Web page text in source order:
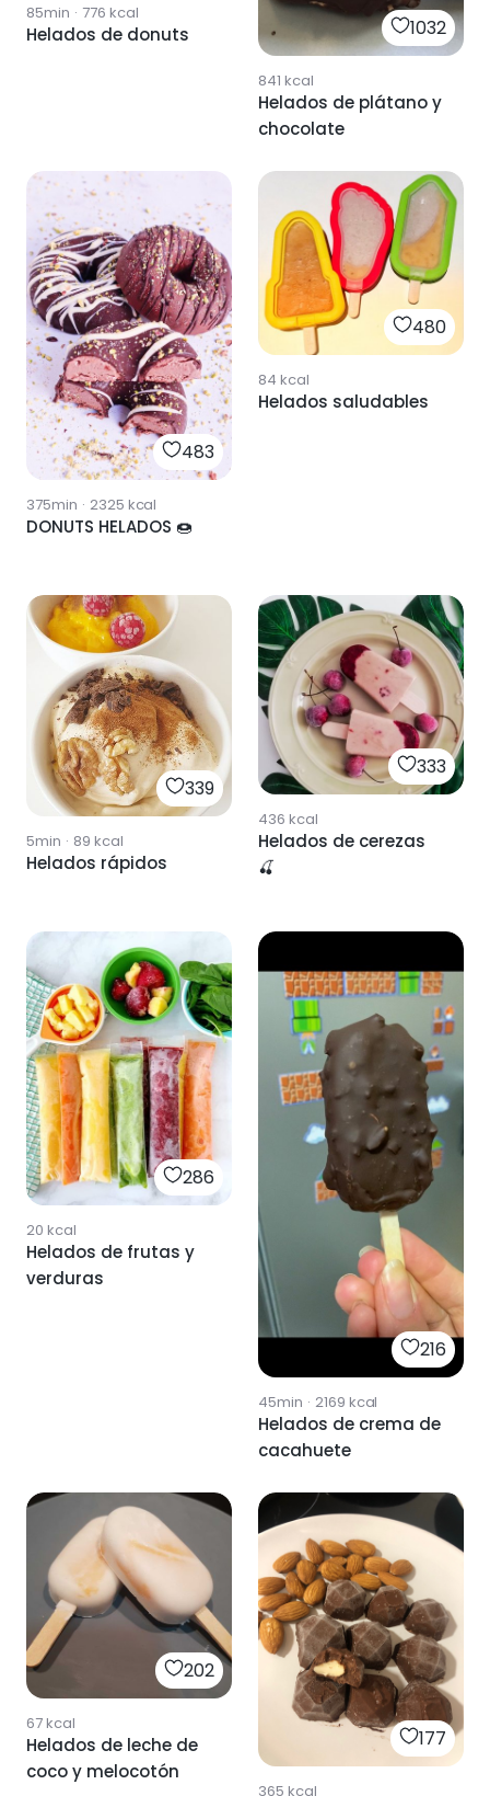
85min · 776 kcal
Helados de donuts 1032
841 kcal
Helados de plátano y
chocolate
483
375min · 2325 kcal
DONUTS HELADOS 🍩
480
84 kcal
Helados saludables
339
5min · 89 kcal
Helados rápidos
333
436 kcal
Helados de cerezas
🍒
286
20 kcal
Helados de frutas y
verduras
216
45min · 2169 kcal
Helados de crema de
cacahuete
202
67kcal
Helados de leche de
coco y melocotón
177
365 kcal